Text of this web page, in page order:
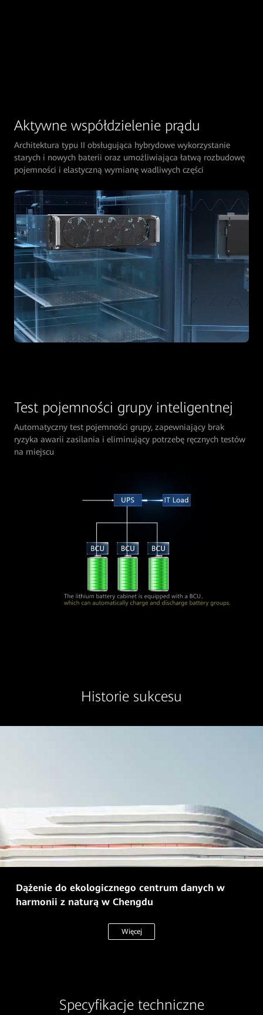
Aktywne współdzielenie prądu
Architektura typu II obsługująca hybrydowe wykorzystanie
starych i nowych baterii oraz umożliwiająca łatwą rozbudowę
pojemności i elastyczną wymianę wadliwych części
Test pojemności grupy inteligentnej
Automatyczny test pojemności grupy, zapewniający brak
ryzyka awarii zasilania i eliminujący potrzebę ręcznych testów
na miejscu
Historie sukcesu
Dążenie do ekologicznego centrum danych w
harmonii z naturą w Chengdu
Więcej
Specyfikacje techniczne